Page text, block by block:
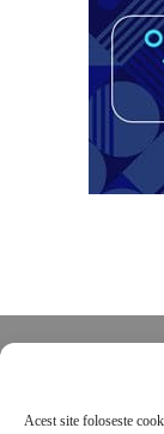
Acest site foloseste